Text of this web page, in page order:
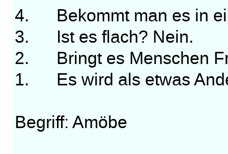
4. Bekommt man es in
3. Ist es flach? Nein.
2. Bringt es Menschen
1. Es wird als etwas
Begriff: Amöbe